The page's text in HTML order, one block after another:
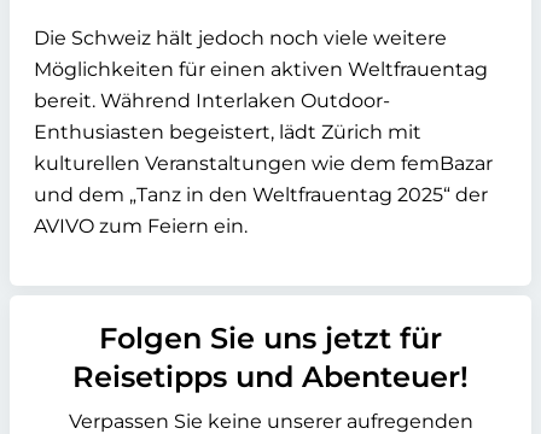
Die Schweiz hält jedoch noch viele weitere
Möglichkeiten für einen aktiven Weltfrauentag
bereit. Während Interlaken Outdoor-
Enthusiasten begeistert, lädt Zürich mit
kulturellen Veranstaltungen wie dem femBazar
und dem „Tanz in den Weltfrauentag 2025“ der
AVIVO zum Feiern ein.
Folgen Sie uns jetzt für
Reisetipps und Abenteuer!
Verpassen Sie keine unserer aufregenden